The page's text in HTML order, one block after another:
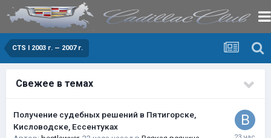
CTS I 2003 г. — 2007 г.
Свежее в темах
Получение судебных решений в Пятигорске,
Кисловодске, Ессентуках